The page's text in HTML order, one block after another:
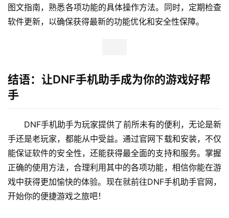
图文指南，熟悉各项功能的具体操作方法。同时，定期检查
软件更新，以确保获得最新的功能优化和安全性保障。
结语：让DNF手机助手成为你的游戏好帮
手
DNF手机助手为玩家提供了前所未有的便利，无论是新
手还是老玩家，都能从中受益。通过官网下载和安装，不仅
能保证软件的安全性，还能获得最全面的支持和服务。掌握
正确的使用方法，合理利用其中的各项功能，相信你能在游
戏中获得更加愉快的体验。现在就前往DNF手机助手官网，
开始你的便捷游戏之旅吧！